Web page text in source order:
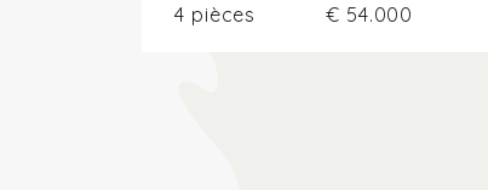
4 pièces
€ 54.000